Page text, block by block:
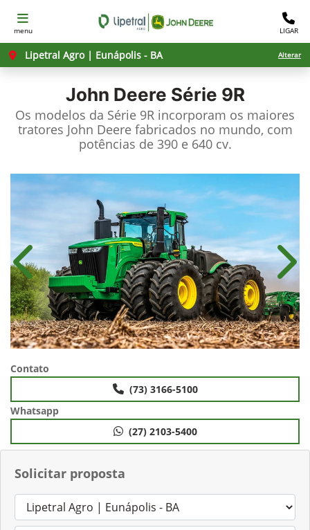
menu LIGAR
Lipetral Agro | Eunápolis - BA Alterar
John Deere Série 9R
Os modelos da Série 9R incorporam os maiores
tratores John Deere fabricados no mundo, com
potências de 390 e 640 cv.
Solicitar proposta
Anterior
Contato
(73) 3166-5100
Whatsapp
(27) 2103-5400